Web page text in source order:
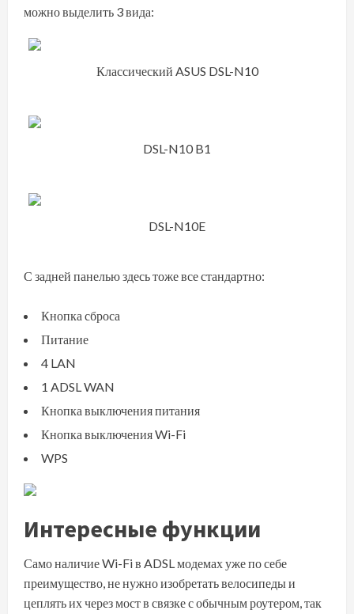
можно выделить 3 вида:
Классический ASUS DSL-N10
DSL-N10 B1
DSL-N10E
С задней панелью здесь тоже все стандартно:
Кнопка сброса
Питание
4 LAN
1 ADSL WAN
Кнопка выключения питания
Кнопка выключения Wi-Fi
WPS
Интересные функции
Само наличие Wi-Fi в ADSL модемах уже по себе
преимущество, не нужно изобретать велосипеды и
цеплять их через мост в связке с обычным роутером, так